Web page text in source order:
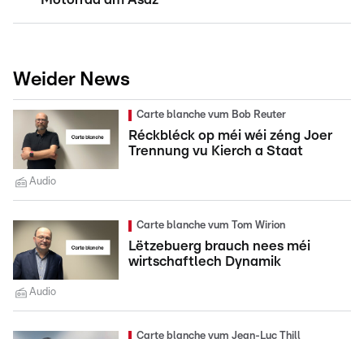
Weider News
Carte blanche vum Bob Reuter
Réckbléck op méi wéi zéng Joer
Trennung vu Kierch a Staat
Audio
Carte blanche vum Tom Wirion
Lëtzebuerg brauch nees méi
wirtschaftlech Dynamik
Audio
Carte blanche vum Jean-Luc Thill